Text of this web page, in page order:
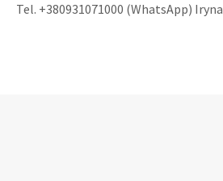
Tel. +380931071000 (WhatsApp) Iryna